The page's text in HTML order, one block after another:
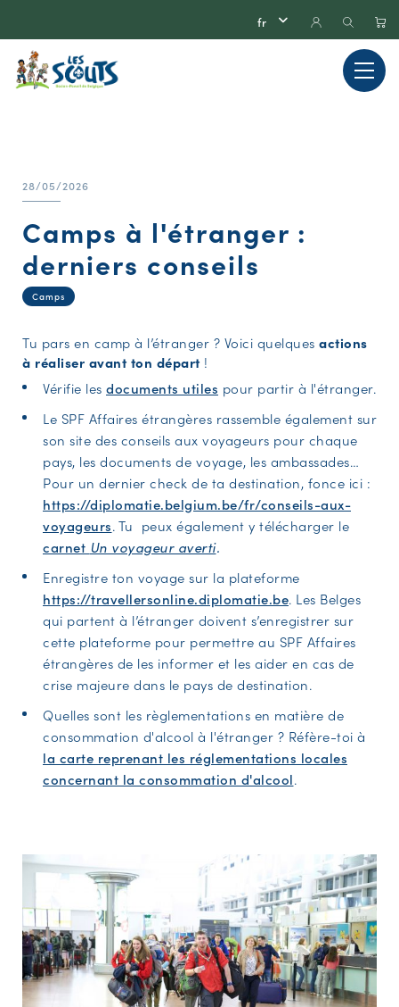
28/05/2026
Camps à l'étranger :
derniers conseils
Camps
Tu pars en camp à l’étranger ? Voici quelques actions
à réaliser avant ton départ!
Vérifie les documents utiles pour partir à l'étranger.
Le SPF Affaires étrangères rassemble également sur
son site des conseils aux voyageurs pour chaque
pays, les documents de voyage, les ambassades…
Pour un dernier check de ta destination, fonce ici :
https://diplomatie.belgium.be/fr/conseils-aux-
voyageurs. Tu peux également y télécharger le
carnet Un voyageur averti.
Enregistre ton voyage sur la plateforme
https://travellersonline.diplomatie.be. Les Belges
qui partent à l’étranger doivent s’enregistrer sur
cette plateforme pour permettre au SPF Affaires
étrangères de les informer et les aider en cas de
crise majeure dans le pays de destination.
Quelles sont les règlementations en matière de
consommation d'alcool à l'étranger ? Réfère-toi à
la carte reprenant les réglementations locales
concernant la consommation d'alcool.